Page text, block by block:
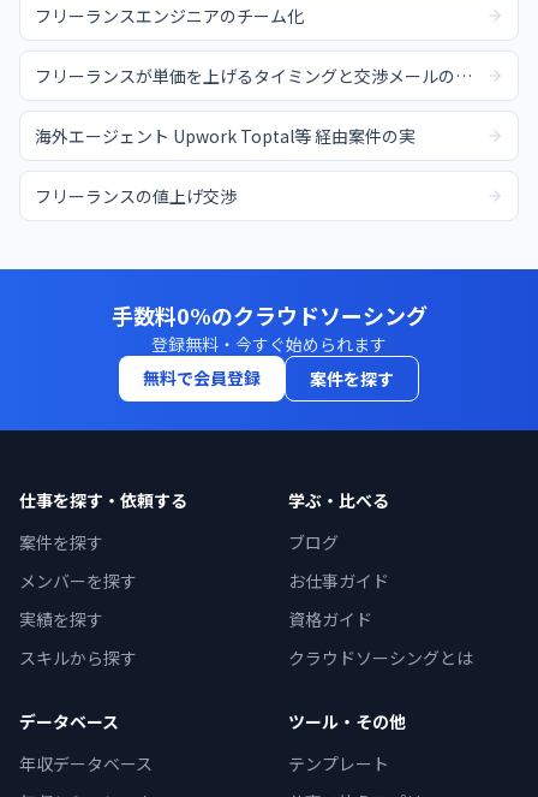
フリーランスエンジニアのチーム化
フリーランスが単価を上げるタイミングと交渉メールの例文
海外エージェント Upwork Toptal等 経由案件の実
フリーランスの値上げ交渉
手数料0%のクラウドソーシング
登録無料・今すぐ始められます
無料で会員登録
案件を探す
仕事を探す・依頼する
案件を探す
メンバーを探す
実績を探す
スキルから探す
学ぶ・比べる
ブログ
お仕事ガイド
資格ガイド
クラウドソーシングとは
データベース
年収データベース
ツール・その他
テンプレート